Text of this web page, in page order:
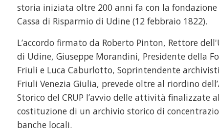
storia iniziata oltre 200 anni fa con la
Cassa di Risparmio di Udine (12 febbraio 1822).
L’accordo firmato da Roberto Pinton, Rettore
di Udine, Giuseppe Morandini, Presidente della
Friuli e Luca Caburlotto, Soprintendente
Friuli Venezia Giulia, prevede oltre al riordino
Storico del CRUP l’avvio delle attività finalizzate
costituzione di un archivio storico di
banche locali.